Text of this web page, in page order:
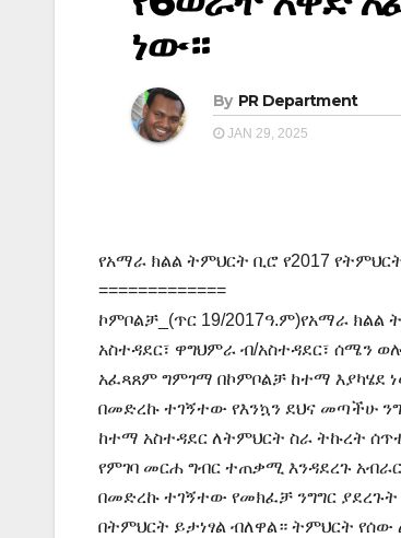
ነው።
By PR Department
JAN 29, 2025
የአማራ ክልል ትምህርት ቢሮ የ2017
=============
ኮምቦልቻ_(ጥር 19/2017ዓ.ም)የአማራ
አስተዳደር፣ ዋግህምራ ብ/አስተዳደር፣ ሰሜን
አፈጻጸም ግምገማ በኮምቦልቻ ከተማ እያካሄደ
በመድረኩ ተገኝተው የእንኳን ደህና መጣችሁ
ከተማ አስተዳደር ለትምህርት ስራ ትኩረት
የምገባ መርሐ ግብር ተጠቃሚ እንዳደረጉ
በመድረኩ ተገኝተው የመክፈቻ ንግግር ያደረጉት
በትምህርት ይታነፃል ብለዋል። ትምህርት የሰው